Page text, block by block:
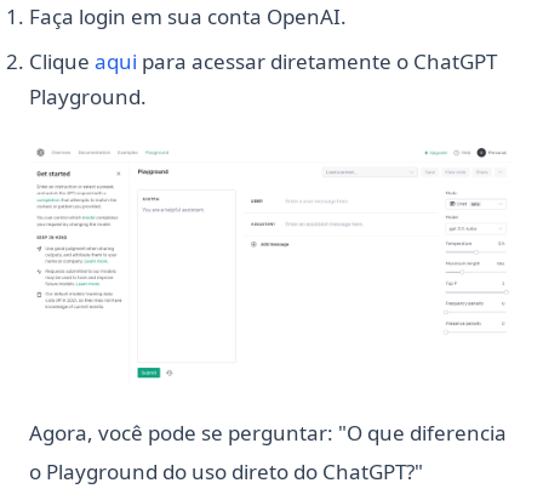
Python Try Except: How to Handle Exceptions the Right Way
Python Type Hints: A Practical Guide to Type Annotations
Python Type Hints: Um Guia Prático para Anotações de Tipo
Python Virtual Environments: A Complete Guide to venv,
virtualenv, and Conda
Python asyncio: Complete Guide to Asynchronous
Programming
Python asyncio: Guia Completo para Programação
Assíncrona
com valores padrão
Default Values
Python f-strings: O Guia Completo de Literais de String
Faça login em sua conta OpenAI.
Clique aqui (opens in a new tab)
para acessar diretamente o ChatGPT
Playground.
Agora, você pode se perguntar: "O que diferencia
o Playground do uso direto do ChatGPT?"